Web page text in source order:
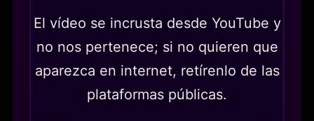
El vídeo se incrusta desde YouTube y
no nos pertenece; si no quieren que
aparezca en internet, retírenlo de las
plataformas públicas.